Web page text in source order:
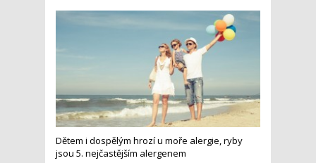
Dětem i dospělým hrozí u moře alergie, ryby
jsou 5. nejčastějším alergenem